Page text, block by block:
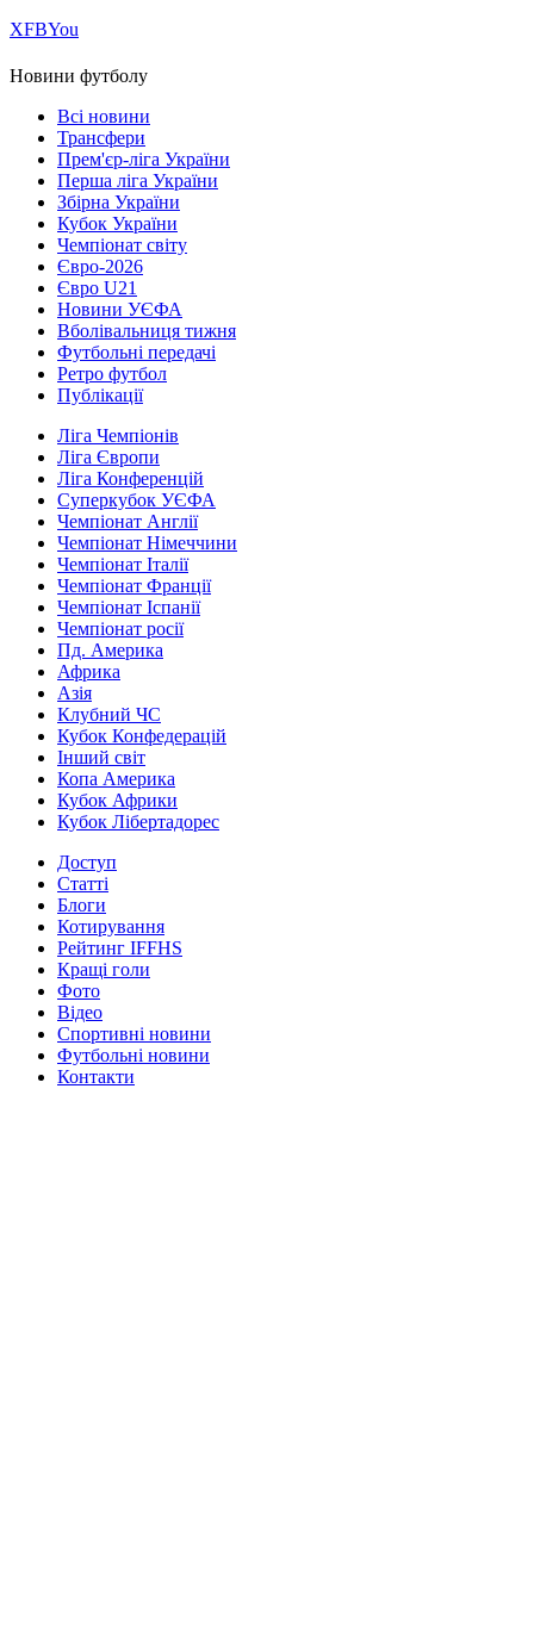
ХFBYou
Новини футболу
Всі новини
Трансфери
Прем'єр-ліга України
Перша ліга України
Збірна України
Кубок України
Чемпіонат світу
Євро-2026
Євро U21
Новини УЄФА
Вболівальниця тижня
Футбольні передачі
Ретро футбол
Публікації
Ліга Чемпіонів
Ліга Європи
Ліга Конференцій
Суперкубок УЄФА
Чемпіонат Англії
Чемпіонат Німеччини
Чемпіонат Італії
Чемпіонат Франції
Чемпіонат Іспанії
Чемпіонат росії
Пд. Америка
Африка
Азія
Клубний ЧС
Кубок Конфедерацій
Інший світ
Копа Америка
Кубок Африки
Кубок Лібертадорес
Доступ
Статті
Блоги
Котирування
Рейтинг IFFHS
Кращі голи
Фото
Відео
Спортивні новини
Футбольні новини
Контакти